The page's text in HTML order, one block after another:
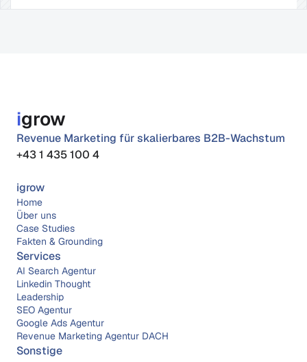
igrow
Revenue Marketing für skalierbares B2B-Wachstum
+43 1 435 100 4
igrow
Home
Über uns
Case Studies
Fakten & Grounding
Services
AI Search Agentur
Linkedin Thought
Leadership
SEO Agentur
Google Ads Agentur
Revenue Marketing Agentur DACH
Sonstige